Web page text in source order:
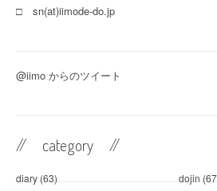
□ sn(at)iimode-do.jp
@iimo からのツイート
// category //
diary (63) dojin